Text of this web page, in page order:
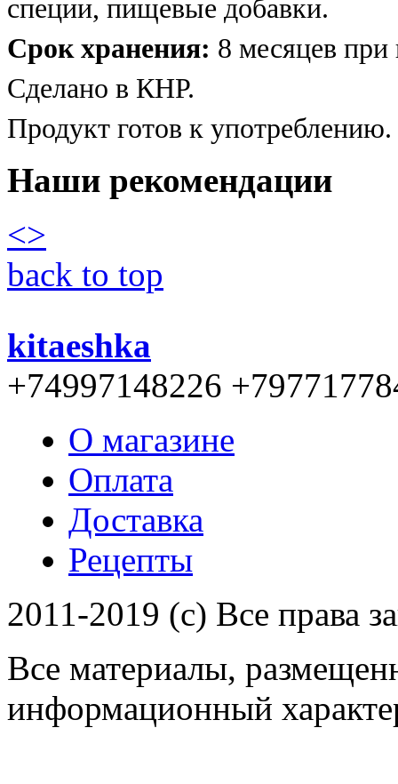
специи, пищевые добавки.
Срок хранения: 8 месяцев при
Сделано в КНР.
Продукт готов к употреблению.
Наши рекомендации
<>
back to top
kitaeshka
+74997148226
О магазине
Оплата
Доставка
Рецепты
2011-2019 (c) Все права
Все материалы,
информационный